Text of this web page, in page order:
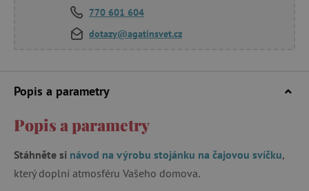
770 601 604
dotazy@agatinsvet.cz
Popis a parametry
Popis a parametry
Stáhněte si návod na výrobu stojánku na čajovou svíčku,
který doplní atmosféru Vašeho domova.